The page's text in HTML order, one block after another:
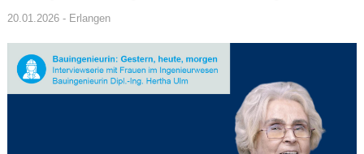
20.01.2026 - Erlangen